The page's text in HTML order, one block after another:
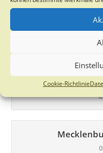
Cookie-Richtlinie